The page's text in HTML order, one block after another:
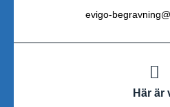
evigo-
Här är